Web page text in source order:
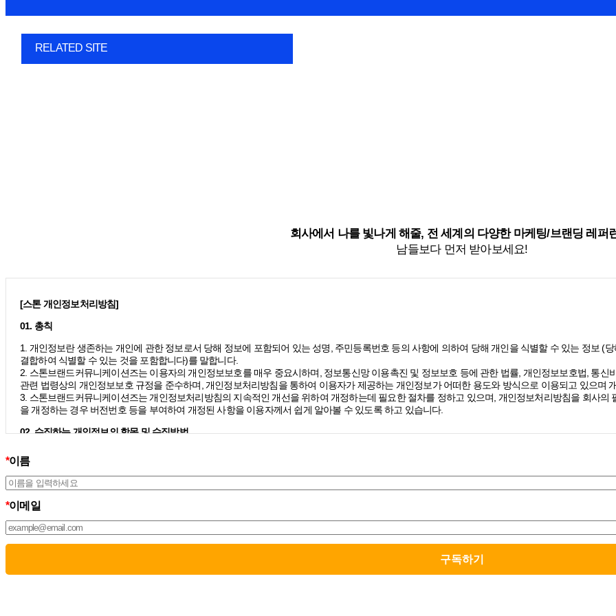
RELATED SITE
회사에서 나를 빛나게 해줄, 전 세계의 다양한 마케팅/브랜딩 레퍼
남들보다 먼저 받아보세요!
[스톤 개인정보처리방침]
01. 총칙
1. 개인정보란 생존하는 개인에 관한 정보로서 당해 정보에 포함되어 있는 성명, 주민등록번호 등의 사항에 의하여 당해 개인을 식별할 수 있는 정보 (
결합하여 식별할 수 있는 것을 포함합니다)를 말합니다.
2. 스톤브랜드커뮤니케이션즈는 이용자의 개인정보보호를 매우 중요시하며, 정보통신망 이용촉진 및 정보보호 등에 관한 법률, 개인정보보호법, 통
관련 법령상의 개인정보보호 규정을 준수하며, 개인정보처리방침을 통하여 이용자가 제공하는 개인정보가 어떠한 용도와 방식으로 이용되고 있으며
3. 스톤브랜드커뮤니케이션즈는 개인정보처리방침의 지속적인 개선을 위하여 개정하는데 필요한 절차를 정하고 있으며, 개인정보처리방침을 회사
을 개정하는 경우 버전번호 등을 부여하여 개정된 사항을 이용자께서 쉽게 알아볼 수 있도록 하고 있습니다.
02. 수집하는 개인정보의 항목 및 수집방법
모든 이용자는 스톤브랜드커뮤니케이션즈가 제공하는 서비스를 이용할 수 있고, 구독 신청을 통해 스톤브랜드커뮤니케이션즈의 다양한 서비스를 제
칙 하에 이용자의 개인정보를 수집하고 있습니다.
1. 스톤브랜드커뮤니케이션즈는 서비스 제공에 필요한 최소한의 개인정보를 수집하고 있습니다.
– 필수정보의 수집 : 이름, 이메일
– 선택정보의 수집: 회사명, 부서, 직책/직급
– IP Address, 쿠키, 방문 일시, 서비스 이용 기록, 불량 이용 기록됩니다.
스톤브랜드커뮤니케이션즈는 이용자의 소중한 인권을 침해할 우려가 있는 민감한 정보는 어떠한 경우에도 수집하지 않으며, 만약 법령에서 정한 의
스톤브랜드커뮤니케이션즈는 이용자의 개인정보를 구독 신청 외에도 각종 서비스 제공, 오프라인 행사 개최 시 웹사이트, 이메일, 팩스, 전화 등을 통해
*이름
*이메일